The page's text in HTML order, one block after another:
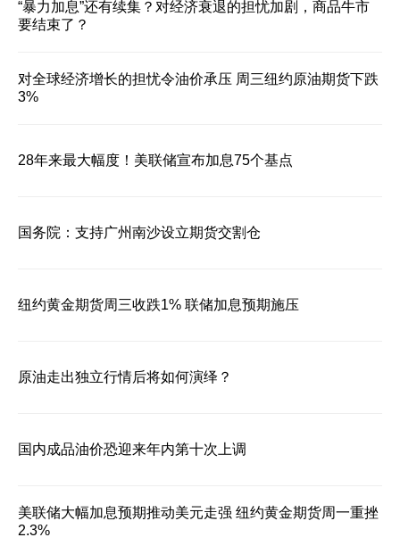
“暴力加息”还有续集？对经济衰退的担忧加剧，商品牛市
要结束了？
对全球经济增长的担忧令油价承压 周三纽约原油期货下跌
3%
28年来最大幅度！美联储宣布加息75个基点
国务院：支持广州南沙设立期货交割仓
纽约黄金期货周三收跌1% 联储加息预期施压
原油走出独立行情后将如何演绎？
国内成品油价恐迎来年内第十次上调
美联储大幅加息预期推动美元走强 纽约黄金期货周一重挫
2.3%